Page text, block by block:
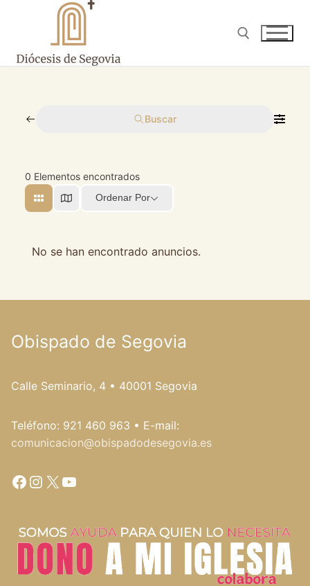
contenido
Buscar
0 Elementos encontrados
Ordenar Por
No se han encontrado anuncios.
Obispado de Segovia
Calle Seminario, 4 • 40001 Segovia
Teléfono: 921 460 963 • E-mail:
comunicacion@obispadodesegovia.es
Facebook
Instagram
X YouTube